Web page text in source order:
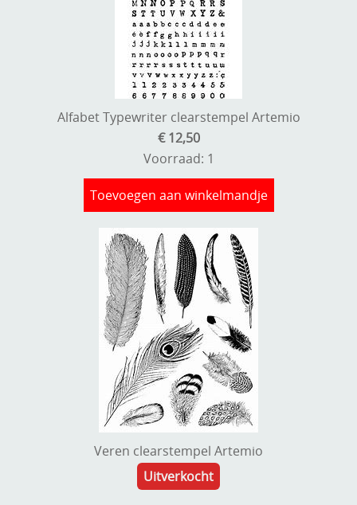
Alfabet Typewriter clearstempel Artemio
€ 12,50
Voorraad: 1
Toevoegen aan winkelmandje
Veren clearstempel Artemio
Uitverkocht